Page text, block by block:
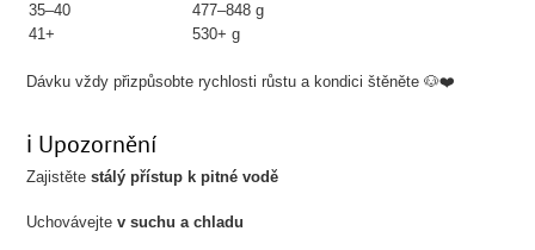
35–40
477–848 g
41+
530+ g
Dávku vždy přizpůsobte rychlosti růstu a kondici štěněte 🐶❤️
ℹ️ Upozornění
Zajistětestálý přístup k pitné vodě
Uchovávejtev suchu a chladu